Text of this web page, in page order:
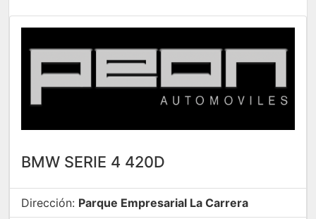
BMW SERIE 4 420D
Dirección: Parque Empresarial La Carrera